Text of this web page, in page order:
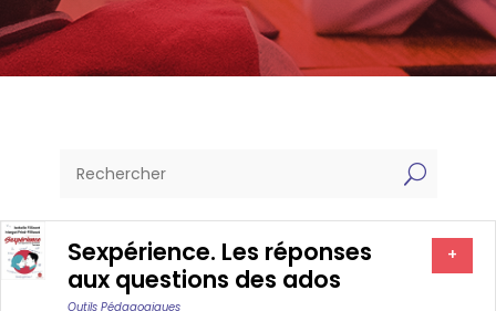
U
Sexpérience. Les réponses
aux questions des ados
Outils Pédagogiques
+